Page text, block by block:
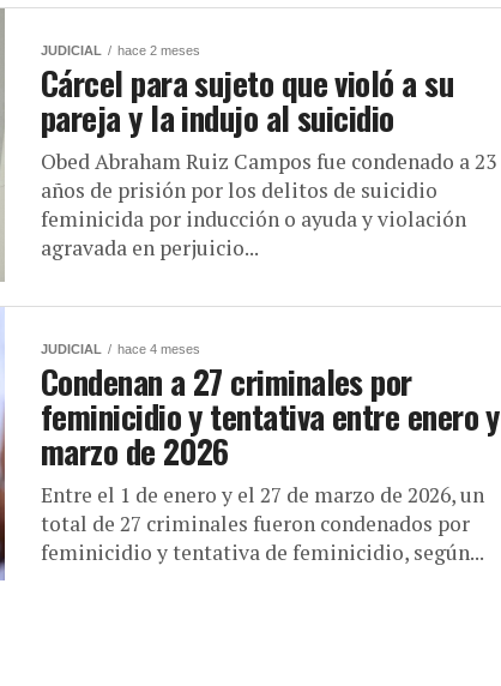
JUDICIAL hace 2 meses
Cárcel para sujeto que violó a su
pareja y la indujo al suicidio
Obed Abraham Ruiz Campos fue condenado a 23
años de prisión por los delitos de suicidio
feminicida por inducción o ayuda y violación
agravada en perjuicio...
JUDICIAL hace 4 meses
Condenan a 27 criminales por
feminicidio y tentativa entre enero y
marzo de 2026
Entre el 1 de enero y el 27 de marzo de 2026, un
total de 27 criminales fueron condenados por
feminicidio y tentativa de feminicidio, según...